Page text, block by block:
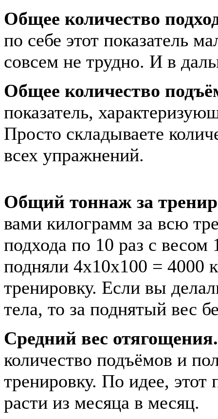
Общее количество
по себе этот показатель
совсем не трудно. И в
Общее количество
показатель,
Просто складываете
всех упражнений.
Общий тоннаж за
вами килограмм за всю
подхода по 10 раз с весом
подняли 4х10х100 = 4000
тренировку. Если вы
тела, то за поднятый вес
Средний вес отягощения.
количество подъёмов и
тренировку. По идее, этот
расти из месяца в месяц.